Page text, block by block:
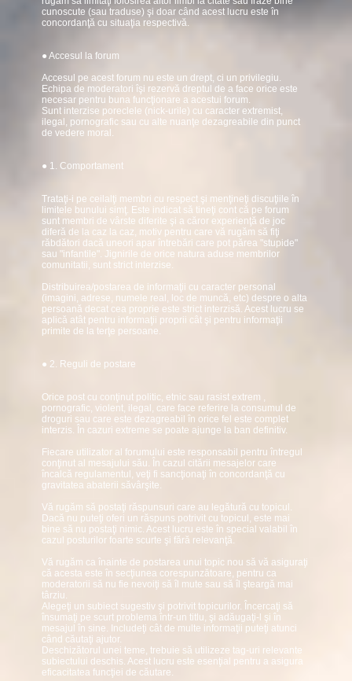
cunoscute (sau traduse) şi doar când acest lucru este în
concordanţă cu situaţia respectivă.
● Accesul la forum
Accesul pe acest forum nu este un drept, ci un privilegiu.
Echipa de moderatori îşi rezervă dreptul de a face orice este
necesar pentru buna funcţionare a acestui forum.
Sunt interzise poreclele (nick-urile) cu caracter extremist,
ilegal, pornografic sau cu alte nuanţe dezagreabile din punct
de vedere moral.
● 1. Comportament
Trataţi-i pe ceilalţi membri cu respect şi menţineţi discuţiile în
limitele bunului simţ. Este indicat să tineţi cont că pe forum
sunt membri de vârste diferite şi a căror experienţă de joc
diferă de la caz la caz, motiv pentru care vă rugăm să fiţi
răbdători dacă uneori apar întrebări care pot părea "stupide"
sau "infantile". Jignirile de orice natura aduse membrilor
comunitatii, sunt strict interzise.
Distribuirea/postarea de informaţii cu caracter personal
(imagini, adrese, numele real, loc de muncă, etc) despre o alta
persoană decat cea proprie este strict interzisă. Acest lucru se
aplică atât pentru informaţii proprii cât şi pentru informaţii
primite de la terţe persoane.
● 2. Reguli de postare
Orice post cu conţinut politic, etnic sau rasist extrem ,
pornografic, violent, ilegal, care face referire la consumul de
droguri sau care este dezagreabil în orice fel este complet
interzis. În cazuri extreme se poate ajunge la ban definitiv.
Fiecare utilizator al forumului este responsabil pentru întregul
conţinut al mesajului său. În cazul citării mesajelor care
încalcă regulamentul, veţi fi sancţionaţi în concordanţă cu
gravitatea abaterii săvârşite.
Vă rugăm să postaţi răspunsuri care au legătură cu topicul.
Dacă nu puteţi oferi un răspuns potrivit cu topicul, este mai
bine să nu postaţi nimic. Acest lucru este în special valabil în
cazul posturilor foarte scurte şi fără relevanţă.
Vă rugăm ca înainte de postarea unui topic nou să vă asiguraţi
că acesta este în secţiunea corespunzătoare, pentru ca
moderatorii să nu fie nevoiţi să îl mute sau să îl şteargă mai
târziu.
Alegeţi un subiect sugestiv şi potrivit topicurilor. Încercaţi să
însumaţi pe scurt problema într-un titlu, şi adăugaţi-l şi în
mesajul în sine. Includeţi cât de multe informaţii puteţi atunci
când căutaţi ajutor.
Deschizătorul unei teme, trebuie să utilizeze tag-uri relevante
subiectului deschis. Acest lucru este esenţial pentru a asigura
eficacitatea funcţiei de căutare.